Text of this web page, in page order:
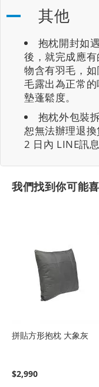
其他
抱枕開封如
後，就完成應
物含有羽毛，
毛露出為正常
墊蓬鬆度。
抱枕外包裝
恕無法辦理退
2 日內 LINE訊
我們找到你可能
拼貼方形抱枕 大象灰
$2,990